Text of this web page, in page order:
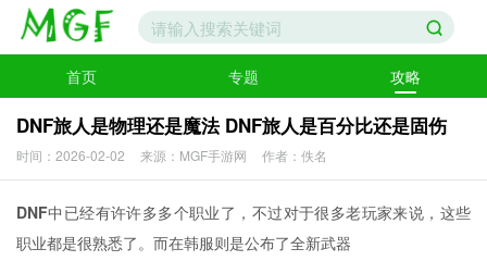
首页 专题 攻略
DNF旅人是物理还是魔法 DNF旅人是百分比还是固伤
时间：2026-02-02 来源：MGF手游网 作者：佚名
DNF中已经有许许多多个职业了，不过对于很多老玩家来说，这些
职业都是很熟悉了。而在韩服则是公布了全新武器